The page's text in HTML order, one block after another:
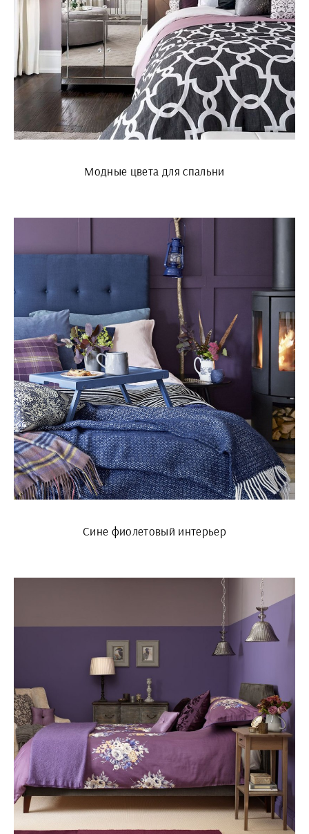
Модные цвета для спальни
Сине фиолетовый интерьер